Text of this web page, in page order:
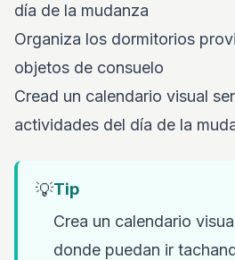
día de la mudanza
Organiza los dormitorios
objetos de consuelo
Cread un calendario visual
actividades del día de la
💡Tip
Crea un calendario
donde puedan ir